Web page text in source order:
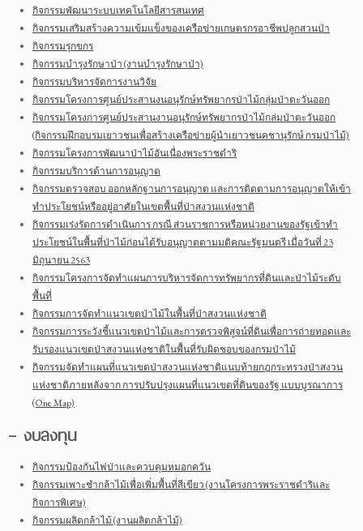
กิจกรรมพัฒนาระบบเทคโนโลยีสารสนเทศ
กิจกรรมเสริมสร้างความเข้มแข็งของเครือข่ายเกษตรกรอาชีพปลูกสวนป่า
กิจกรรมรุกขกร
กิจกรรมบำรุงรักษาป่า (งานบำรุงรักษาป่า)
กิจกรรมบริหารจัดการงานวิจัย
กิจกรรมโครงการศูนย์ประสานงนอนุรักษ์ทรัพยากรป่าไม้กลุ่มป่าตะวันออก
กิจกรรมโครงการศูนย์ประสานงานอนุรักษ์ทรัพยากรป่าไม้กล่มป่าตะวันออก
(กิจกรรมฝึกอบรมเยาวชนเพื่อสร้างเครือข่ายผู้นำเยาวชนคชานุรักษ์ กรมป่าไม้)
กิจกรรมโครงการพัฒนาป่าไม้อันเนื่องพระราชดำริ
กิจกรรมบริการด้านการอนุญาต
กิจกรรมตรวจสอบ ออกหลักฐานการอนุญาต และการติดตามการอนุญาตให้เข้า
ทำประโยชน์หรืออยู่อาศัยในเขตพื้นที่ป่าสงวนแห่งชาติ
กิจกรรมเร่งรัดการดำเนินการ กรณี ส่วนราชการหรือหน่วยงานของรัฐเข้าทำ
ประโยชน์ในพื้นที่ป่าไม้ก่อนได้รับอนุญาตตามมติคณะรัฐมนตรี เมื่อวันที่ 23
มิถุนายน 2563
กิจกรรมโครงการจัดทำแผนการบริหารจัดการทรัพยากรที่ดินและป่าไม้ระดับ
พื้นที่
กิจกรรมการจัดทำแนวเขตป่าไม้ในพื้นที่ป่าสงวนแห่งชาติ
กิจกรรมการระวังชี้แนวเขตป่าไม้และการตรวจพิสูจน์ที่ดินเพื่อการถ่ายทอดและ
รับรองแนวเขตป่าสงวนแห่งชาติในพื้นที่รับผิดชอบของกรมป่าไม้
กิจกรรมจัดทำแผนที่แนวเขตป่าสงวนแห่งชาติแนบท้ายกฎกระทรวงป่าสงวน
แห่งชาติภายหลังจาก การปรับปรุงแผนที่แนวเขตที่ดินของรัฐ แบบบูรณาการ
(One Map)
– งบลงทุน
กิจกรรมป้องกันไฟป่าและควบคุมหมอกควัน
กิจกรรมเพาะชำกล้าไม้เพื่อเพิ่มพื้นที่สีเขียว (งานโครงการพระราชดำริและ
กิจการพิเศษ)
กิจกรรมผลิตกล้าไม้ (งานผลิตกล้าไม้)